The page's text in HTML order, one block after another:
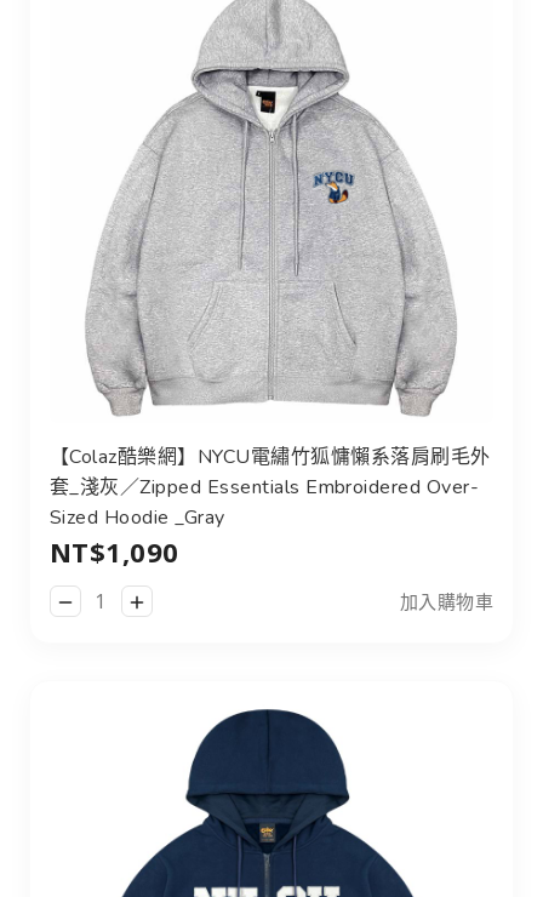
【Colaz酷樂網】NYCU電繡竹狐慵懶系落肩刷毛外
套_淺灰／Zipped Essentials Embroidered Over-
Sized Hoodie _Gray
NT$1,090
加入購物車